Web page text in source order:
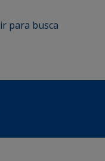
ir para busca